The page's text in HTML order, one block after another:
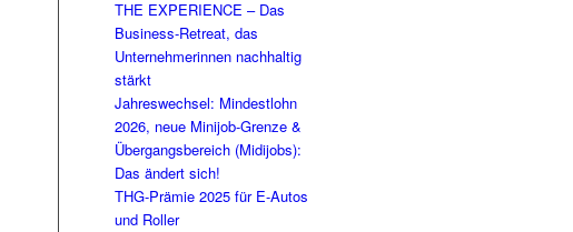
THE EXPERIENCE – Das
Business-Retreat, das
Unternehmerinnen nachhaltig
stärkt
Jahreswechsel: Mindestlohn
2026, neue Minijob-Grenze &
Übergangsbereich (Midijobs):
Das ändert sich!
THG-Prämie 2025 für E-Autos
und Roller